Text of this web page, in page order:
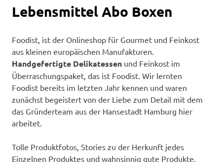
Lebensmittel Abo Boxen
Foodist, ist der Onlineshop für Gourmet und Feinkost
aus kleinen europäischen Manufakturen.
Handgefertigte Delikatessen und Feinkost im
Überraschungspaket, das ist Foodist. Wir lernten
Foodist bereits im letzten Jahr kennen und waren
zunächst begeistert von der Liebe zum Detail mit dem
das Gründerteam aus der Hansestadt Hamburg hier
arbeitet.
Tolle Produktfotos, Stories zu der Herkunft jedes
Einzelnen Produktes und wahnsinnig gute Produkte.